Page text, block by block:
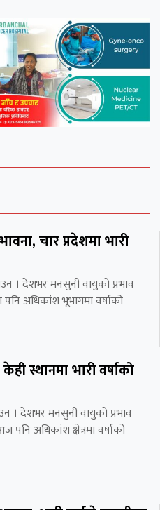
चार प्रदेशमा भारी
। देशभर मनसुनी वायुको प्रभाव
अधिकांश भूभागमा वर्षाको
स्थानमा भारी वर्षाको
। देशभर मनसुनी वायुको प्रभाव
अधिकांश क्षेत्रमा वर्षाको